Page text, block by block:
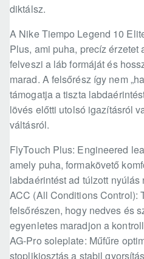
diktálsz.
A Nike Tiempo Legend 10
Plus, ami puha, precíz érzetet
felveszi a láb formáját és
marad. A felsőrész így nem
támogatja a tiszta
lövés előtti utolsó igazításról
váltásról.
FlyTouch Plus: Engineered
amely puha, formakövető
labdaérintést ad túlzott nyúlás
ACC (All Conditions Control):
felsőrészen, hogy nedves és
egyenletes maradjon a
AG-Pro soleplate: Műfűre
stoplikiosztás a stabil